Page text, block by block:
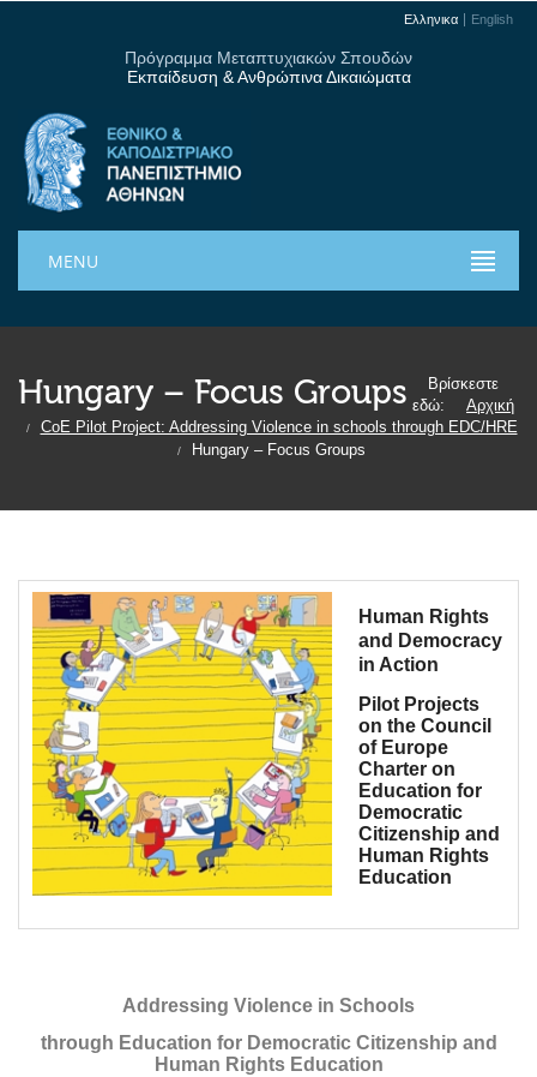
Ελληνικα English
Πρόγραμμα Μεταπτυχιακών Σπουδών
Εκπαίδευση & Ανθρώπινα Δικαιώματα
MENU
Hungary – Focus Groups
Βρίσκεστε
εδώ:
Αρχική
/ CoE Pilot Project: Addressing Violence in schools through EDC/HRE
/ Hungary – Focus Groups
Human Rights
and Democracy
in Action
Pilot Projects
on the Council
of Europe
Charter on
Education for
Democratic
Citizenship and
Human Rights
Education
Addressing Violence in Schools
through Education for Democratic Citizenship and
Human Rights Education